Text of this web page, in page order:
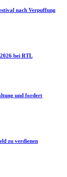
nach Verpuffung
bei RTL
und fordert
zu verdienen